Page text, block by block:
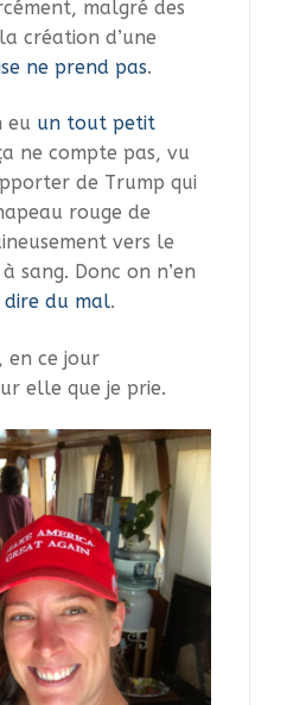
malgré des
création d’une
ne prend pas.
eu un tout petit
ne compte pas, vu
de Trump qui
rouge de
vers le
sang. Donc on n’en
dire du mal.
en ce jour
elle que je prie.